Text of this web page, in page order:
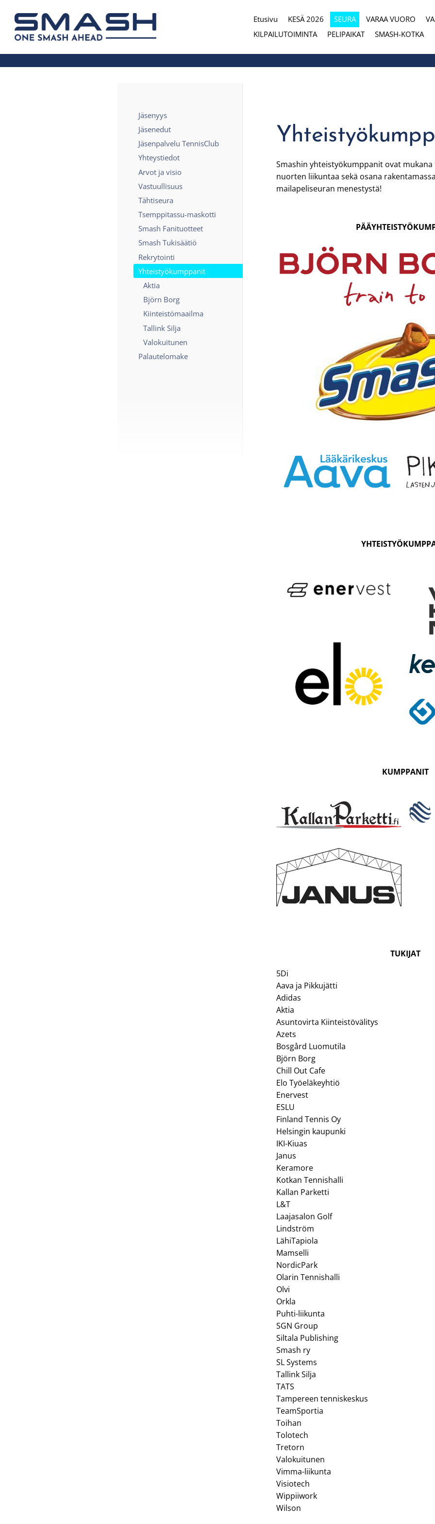
Siirry
sivun
sisältöön
Smash ry - Suomen suurin mailapeliseura
Etusivu KESÄ 2026 SEURA VARAA VUORO
KILPAILUTOIMINTA
PELIPAIKAT SMASH-KOTKA
Jäsenyys
Jäsenedut
Jäsenpalvelu TennisClub
Yhteystiedot
Arvot ja visio
Vastuullisuus
Tähtiseura
Tsemppitassu-maskotti
Smash Fanituotteet
Smash Tukisäätiö
Rekrytointi
Yhteistyökumppanit
Aktia
Björn Borg
Kiinteistömaailma
Tallink Silja
Valokuitunen
Palautelomake
Smashin yhteistyökumppanit ovat mukana
nuorten liikuntaa sekä osana
mailapeliseuran menestystä!
KUMPPANIT
TUKIJAT
5Di
Aava ja Pikkujätti
Adidas
Aktia
Asuntovirta Kiinteistövälitys
Azets
Bosgård Luomutila
Björn Borg
Chill Out Cafe
Elo Työeläkeyhtiö
Enervest
ESLU
Finland Tennis Oy
Helsingin kaupunki
IKI-Kiuas
Janus
Keramore
Kotkan Tennishalli
Kallan Parketti
L&T
Laajasalon Golf
Lindström
LähiTapiola
Mamselli
NordicPark
Olarin Tennishalli
Olvi
Orkla
Puhti-liikunta
SGN Group
Siltala Publishing
Smash ry
SL Systems
Tallink Silja
TATS
Tampereen tenniskeskus
TeamSportia
Toihan
Tolotech
Tretorn
Valokuitunen
Vimma-liikunta
Visiotech
Wippiiwork
Wilson